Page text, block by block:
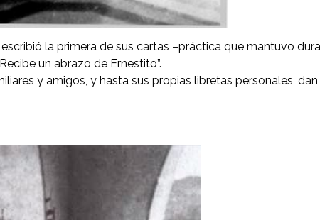
la primera de sus cartas –práctica que mantuvo
un abrazo de Ernestito”.
y amigos, y hasta sus propias libretas personales,